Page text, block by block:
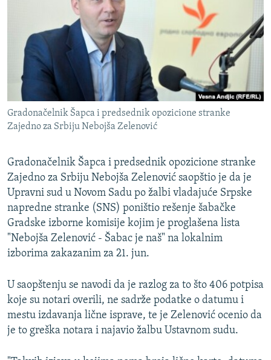
DNEVNO@RSE
SPECIJALI RSE
VIŠE OD NASLOVA
GENOCID U SREBRENICI
POPLAVE I KLIZIŠTA U BIH 2024.
POST SCRIPTUM
MOJA EVROPA
TRI DECENIJE OD RATA U BIH
NASTANAK I RASPAD JUGOSLAVIJE
PRATITE NAS
Gradonačelnik Šapca i predsednik opozicione stranke
Zajedno za Srbiju Nebojša Zelenović
Gradonačelnik Šapca i predsednik opozicione stranke
Zajedno za Srbiju Nebojša Zelenović saopštio je da je
Upravni sud u Novom Sadu po žalbi vladajuće Srpske
napredne stranke (SNS) poništio rešenje šabačke
Gradske izborne komisije kojim je proglašena lista
"Nebojša Zelenović - Šabac je naš" na lokalnim
izborima zakazanim za 21. jun.
U saopštenju se navodi da je razlog za to što 406 potpisa
koje su notari overili, ne sadrže podatke o datumu i
mestu izdavanja lične isprave, te je Zelenović ocenio da
je to greška notara i najavio žalbu Ustavnom sudu.